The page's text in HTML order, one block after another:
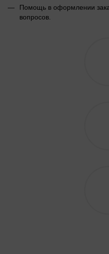
Помощь в оформлении
вопросов.